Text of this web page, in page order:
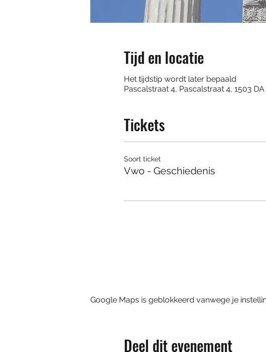
Tijd en locatie
Het tijdstip wordt later bepaald
Pascalstraat 4, Pascalstraat 4, 1503
Tickets
Soort ticket
Vwo - Geschiedenis
Google Maps is geblokkeerd vanwege je
Deel dit evenement